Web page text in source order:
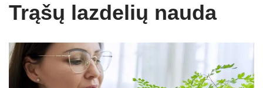
Trąšų lazdelių nauda